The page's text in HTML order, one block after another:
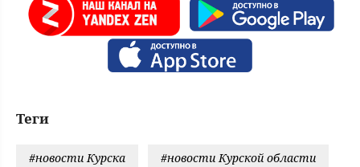
Теги
#новости Курска #новости Курской области